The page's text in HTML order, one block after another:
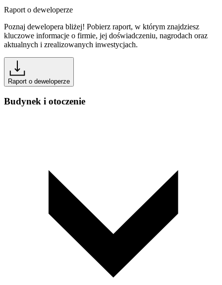
Raport o deweloperze
Poznaj dewelopera bliżej! Pobierz raport, w którym znajdziesz
kluczowe informacje o firmie, jej doświadczeniu, nagrodach oraz
aktualnych i zrealizowanych inwestycjach.
Raport o deweloperze
Budynek i otoczenie